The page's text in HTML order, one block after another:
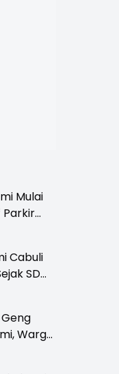
Mulai
Parkir
Wisata,
Cabuli
SD
Warga